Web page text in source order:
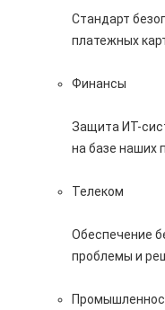
Стандарт
платежных
Финансы
Защита ИТ-
на базе наших
Телеком
Обеспечение
проблемы и